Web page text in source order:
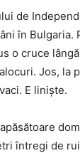
de
în Bulgaria.
o cruce
Jos, la
E linişte.
întregi de